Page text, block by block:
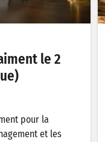
le 2
pour la
et les